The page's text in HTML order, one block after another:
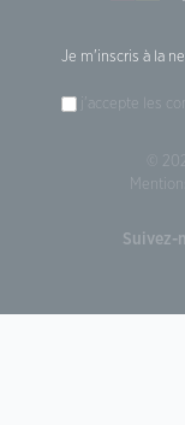
Je m'inscris à la
j'accepte les
Suivez-